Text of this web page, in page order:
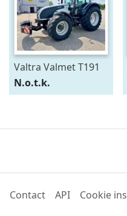
Valtra Valmet T191
HiTech
N.o.t.k.
Contact API Cookie